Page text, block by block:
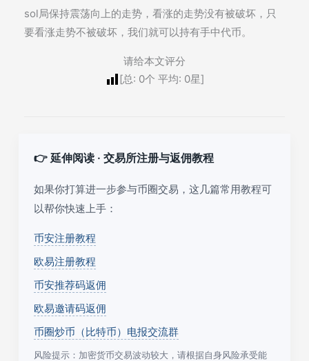
sol局保持震荡向上的走势，看涨的走势没有被破坏，只
要看涨走势不被破坏，我们就可以持有手中代币。
请给本文评分
[总: 0个 平均: 0星]
👉 延伸阅读 · 交易所注册与返佣教程
如果你打算进一步参与币圈交易，这几篇常用教程可
以帮你快速上手：
币安注册教程
欧易注册教程
币安推荐码返佣
欧易邀请码返佣
币圈炒币（比特币）电报交流群
风险提示：加密货币交易波动较大，请根据自身风险承受能